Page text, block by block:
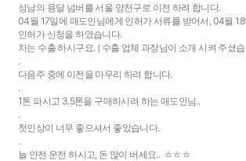
성남의 용달 넘버를 서울 양천구로 이전 하려 합니다.
04월 17일에 매도인님에게 인허가 서류를 받어서, 04월
인허가 신청을 하였습니다.
차는 수출 하시구요. ( 수출 업체 과장님이 소개 시켜 주셨
.
다음주 중에 이전을 마무리 하려 합니다.
.
1톤 파시고 3.5톤을 구매하시려 하는 매도인님..
.
첫인상이 너무 좋으셔서 좋았습니다.
.
늘 안전 운전 하시고, 돈 많이 버세요.. ㅎㅎㅎ